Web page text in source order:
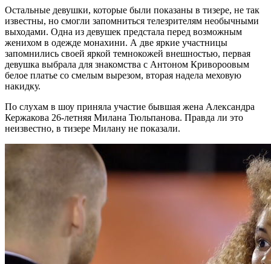
Остальные девушки, которые были показаны в тизере, не так
известны, но смогли запомниться телезрителям необычными
выходами. Одна из девушек предстала перед возможным
женихом в одежде монахини. А две яркие участницы
запомнились своей яркой темнокожей внешностью, первая
девушка выбрала для знакомства с Антоном Кривороовым
белое платье со смелым вырезом, вторая надела меховую
накидку.
По слухам в шоу приняла участие бывшая жена Александра
Кержакова 26-летняя Милана Тюльпанова. Правда ли это
неизвестно, в тизере Милану не показали.